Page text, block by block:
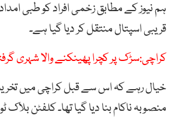
ہم نیوز کے مطابق زخمی افراد کو طبی
قریبی اسپتال منتقل کر دیا گیا ہے۔
کراچی:سڑک پر کچرا پھینکنے والا شہری
خیال رہے کہ اس سے قبل کراچی میں
منصوبہ ناکام بنا دیا گیا تھا۔ کلفٹن